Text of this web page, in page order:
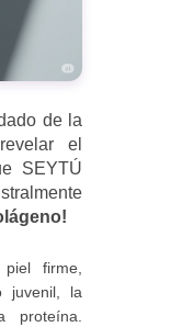
de la
el
SEYTÚ
firme,
juvenil, la
proteína.